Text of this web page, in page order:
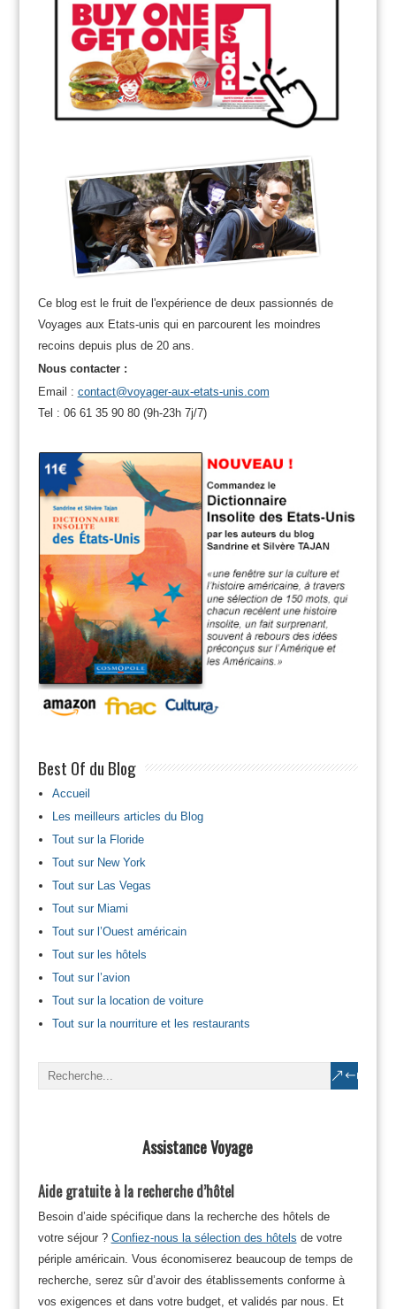
Ce blog est le fruit de l'expérience de deux passionnés de
Voyages aux Etats-unis qui en parcourent les moindres
recoins depuis plus de 20 ans.
Nous contacter :
Email : contact@voyager-aux-etats-unis.com
Tel : 06 61 35 90 80 (9h-23h 7j/7)
Best Of du Blog
Accueil
Les meilleurs articles du Blog
Tout sur la Floride
Tout sur New York
Tout sur Las Vegas
Tout sur Miami
Tout sur l’Ouest américain
Tout sur les hôtels
Tout sur l’avion
Tout sur la location de voiture
Tout sur la nourriture et les restaurants
Assistance Voyage
Aide gratuite à la recherche d’hôtel
Besoin d’aide spécifique dans la recherche des hôtels de
votre séjour ? Confiez-nous la sélection des hôtels de votre
périple américain. Vous économiserez beaucoup de temps de
recherche, serez sûr d’avoir des établissements conforme à
vos exigences et dans votre budget, et validés par nous. Et